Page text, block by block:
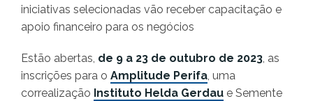
iniciativas selecionadas vão receber capacitação e
apoio financeiro para os negócios
Estão abertas, de 9 a 23 de outubro de 2023, as
inscrições para o Amplitude Perifa, uma
correalização Instituto Helda Gerdau e Semente